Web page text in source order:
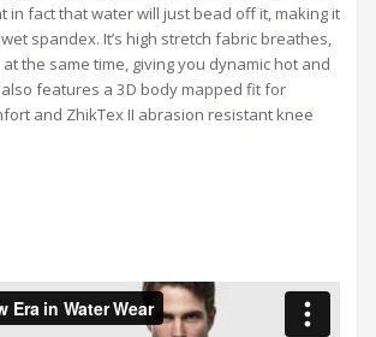
in fact that water will just bead off it, making it
spandex. It’s high stretch fabric breathes,
the same time, giving you dynamic hot and
features a 3D body mapped fit for
and ZhikTex II abrasion resistant knee